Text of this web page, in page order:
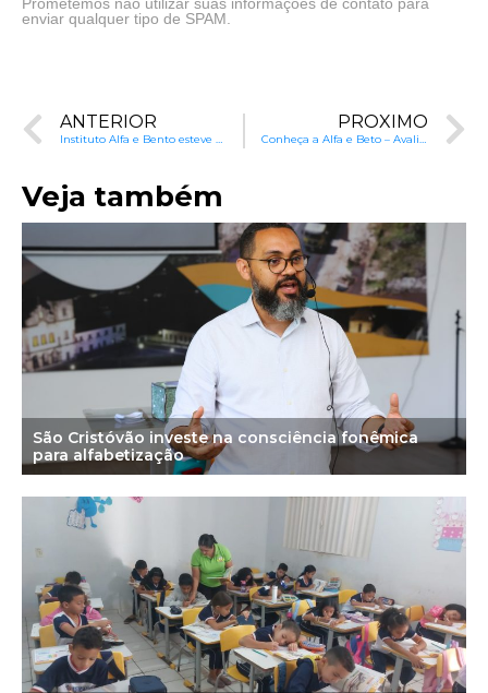
Prometemos não utilizar suas informações de contato para
enviar qualquer tipo de SPAM.
ANTERIOR
Instituto Alfa e Bento esteve na Feira Bett Nordeste
PRÓXIMO
Conheça a Alfa e Beto – Avaliação Diagnóstica
Veja também
São Cristóvão investe na consciência fonêmica
para alfabetização